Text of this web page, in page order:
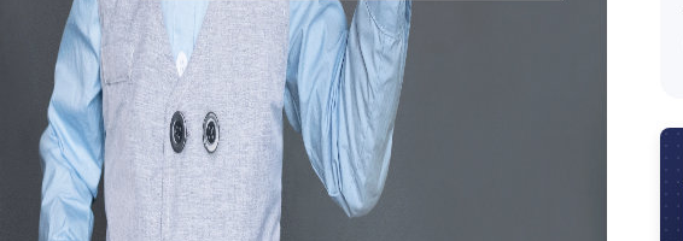
Praha
Středočeský kraj
Jihočeský kraj
Plzeňský kraj
Karlovarský kraj
Ústecký kraj